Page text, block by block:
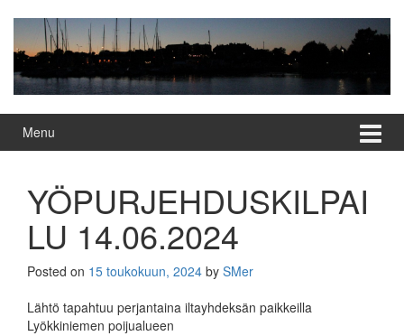
content
main
menu
Menu
YÖPURJEHDUSKILPAI
LU 14.06.2024
Posted on 15 toukokuun, 2024 by SMer
Lähtö tapahtuu perjantaina iltayhdeksän paikkeilla
Lyökkiniemen poijualueen